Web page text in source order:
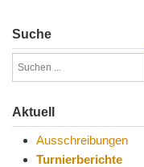
Suche
Aktuell
Ausschreibungen
Turnierberichte